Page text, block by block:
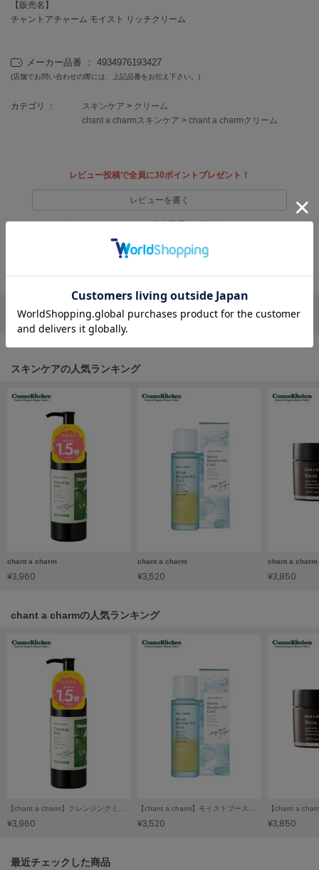
EIMY ISTOIRE
エイミー イストワール
emmi atelier
エトレトウキョウ
FRAY I.D
フレイアイディー
gelato pique
ジェラート ピケ
GELATO PIQUE CAT&DOG
ジェラート ピケ キャットアンドドッグ
gelato pique Sleep
ジェラート ピケ スリープ
GRAMICCI
へノン
HUNTER
HOKA ONEONE
ホカ オネオネ
LAATO
ラート
ル
【販売名】
チャントアチャーム モイスト リッチクリーム
メーカー品番 ： 4934976193427
(店舗でお問い合わせの際には、上記品番をお伝え下さい。)
カテゴリ ： スキンケア > クリーム
chant a charmスキンケア > chant a charmクリーム
レビュー投稿で全員に30ポイントプレゼント！
レビューを書く
レビューはマイページのご注文履歴から投稿いただけます
返品・キャンセルについて
リポストする LINEで送る
スキンケアの人気ランキング
chant a charm
¥3,960
chant a charm
¥3,520
chant a charm
¥3,850
chant a charmの人気ランキング
【chant a charm】クレンジングミルク ラージ
¥3,960
【chant a charm】モイストブースターオイル クール
¥3,520 ¥3,850
関連記事
最近チェックした商品